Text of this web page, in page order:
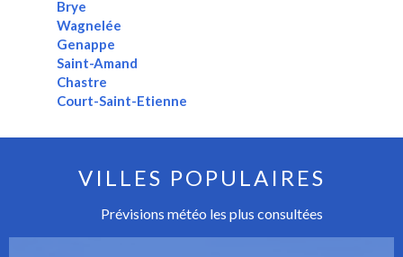
Brye
Wagnelée
Genappe
Saint-Amand
Chastre
Court-Saint-Etienne
VILLES POPULAIRES
Prévisions météo les plus consultées